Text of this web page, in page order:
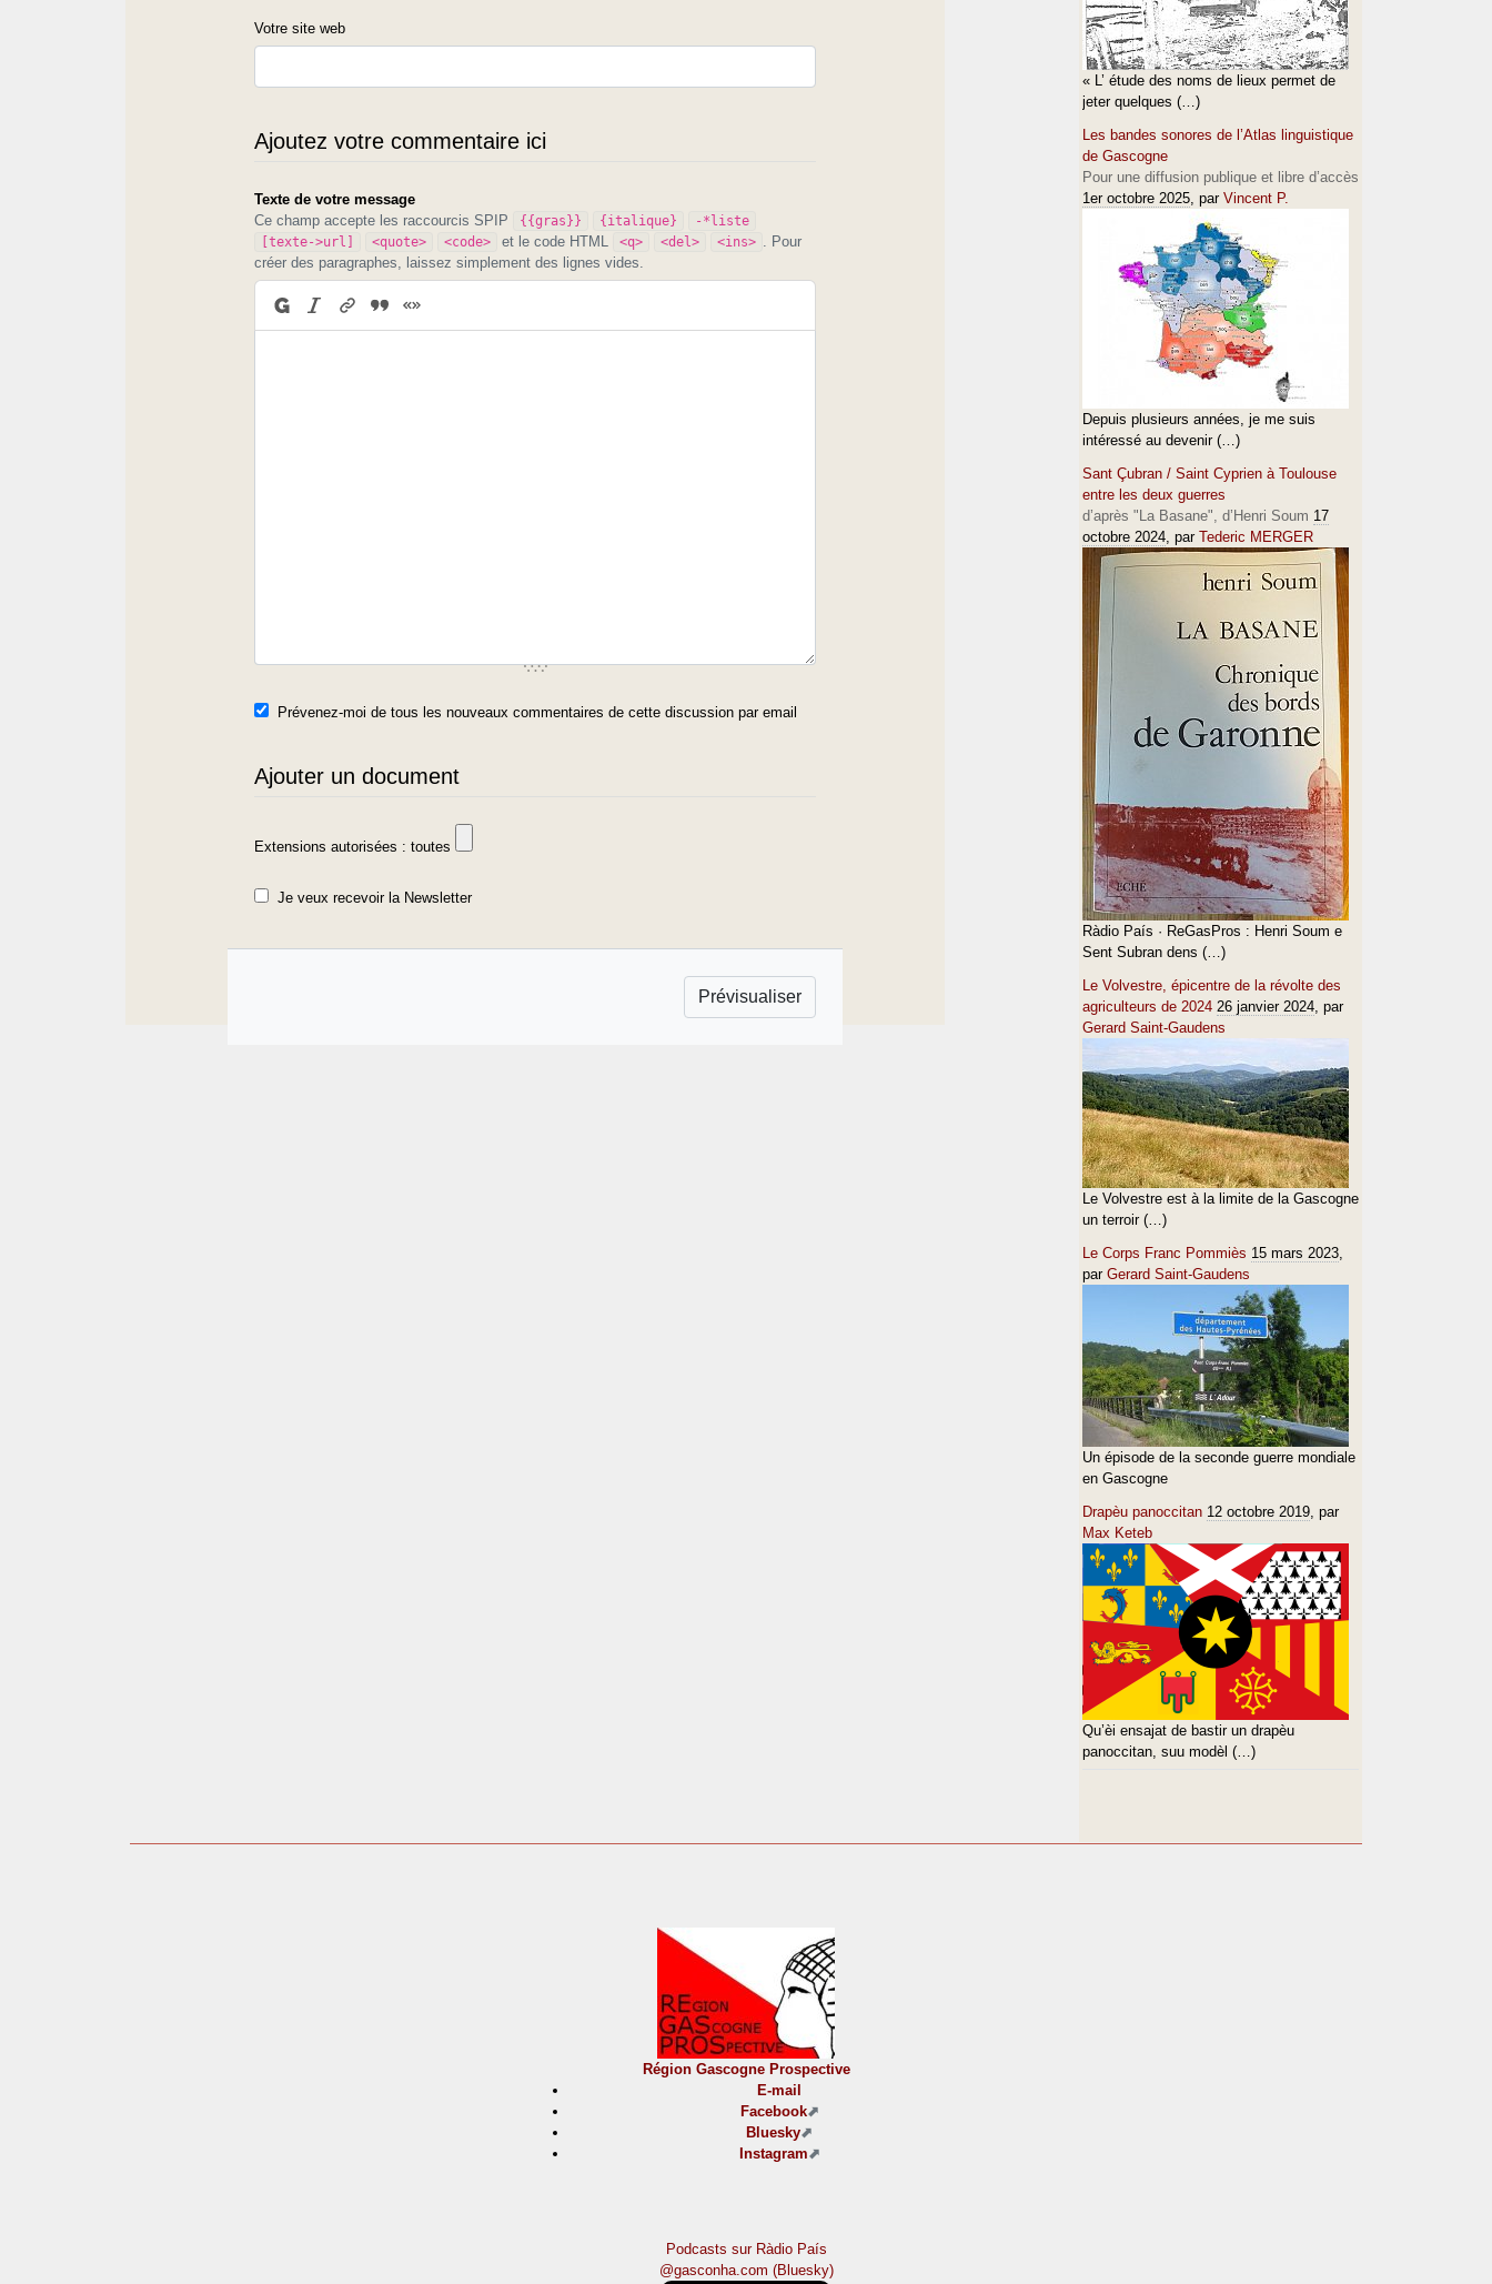
Votre site web
Ajoutez votre commentaire ici
Texte de votre message
Ce champ accepte les raccourcis SPIP
{{gras}} {italique}
-*liste
[texte->url]
<quote> <code> et le code HTML <q> <del> <ins>
. Pour
créer des paragraphes, laissez simplement des lignes vides.
Prévenez-moi de tous les nouveaux commentaires de cette discussion par email
Ajouter un document
Extensions autorisées : toutes
Je veux recevoir la Newsletter
« L’ étude des noms de lieux permet de
jeter quelques (…)
Les bandes sonores de l’Atlas linguistique
de Gascogne
Pour une diffusion publique et libre d’accès
1er octobre 2025, par Vincent P.
Depuis plusieurs années, je me suis
intéressé au devenir (…)
Sant Çubran / Saint Cyprien à Toulouse
entre les deux guerres
d’après "La Basane", d’Henri Soum 17
octobre 2024, par Tederic MERGER
Ràdio País · ReGasPros : Henri Soum e
Sent Subran dens (…)
Le Volvestre, épicentre de la révolte des
agriculteurs de 2024 26 janvier 2024, par
Gerard Saint-Gaudens
Le Volvestre est à la limite de la Gascogne
un terroir (…)
Le Corps Franc Pommiès 15 mars 2023,
par Gerard Saint-Gaudens
Un épisode de la seconde guerre mondiale
en Gascogne
Drapèu panoccitan 12 octobre 2019, par
Max Keteb
Qu’èi ensajat de bastir un drapèu
panoccitan, suu modèl (…)
Région Gascogne Prospective
E-mail
Facebook
Bluesky
Instagram
Podcasts sur Ràdio País
@gasconha.com (Bluesky)